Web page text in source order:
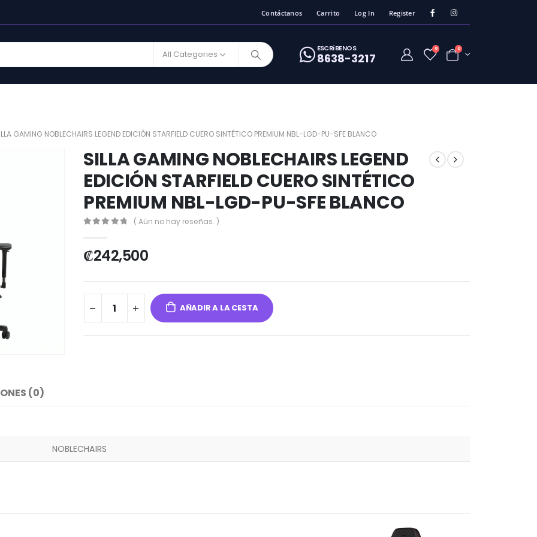
Contáctanos Carrito Log In Register
All Categories
ESCRíBENOS
8638-3217
0 0
GAMING NOBLECHAIRS LEGEND EDICIÓN STARFIELD CUERO SINTÉTICO PREMIUM NBL-LGD-PU-SFE BLANCO
SILLA GAMING NOBLECHAIRS LEGEND
EDICIÓN STARFIELD CUERO SINTÉTICO
PREMIUM NBL-LGD-PU-SFE BLANCO
( Aún no hay reseñas. )
₡242,500
AÑADIR A LA CESTA
(0)
NOBLECHAIRS